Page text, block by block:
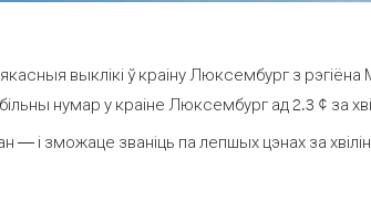
выклікі ў краіну Люксембург з рэгіёна
нумар у краіне Люксембург ад 2.3 ¢ за
і зможаце званіць па лепшых цэнах за